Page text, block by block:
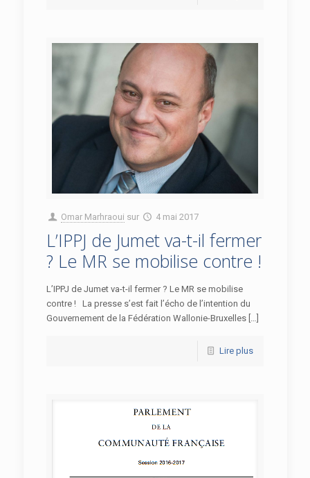
Omar Marhraoui sur 4 mai 2017
L’IPPJ de Jumet va-t-il fermer
? Le MR se mobilise contre !
L’IPPJ de Jumet va-t-il fermer ? Le MR se mobilise
contre ! La presse s’est fait l’écho de l’intention du
Gouvernement de la Fédération Wallonie-Bruxelles […]
Lire plus